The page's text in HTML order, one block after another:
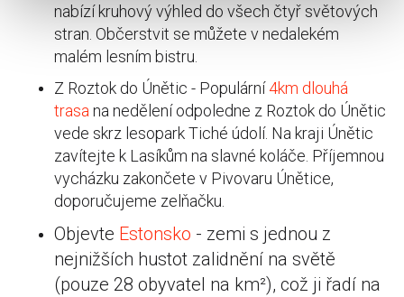
nabízí kruhový výhled do všech čtyř světových
stran. Občerstvit se můžete v nedalekém
malém lesním bistru.
Z Roztok do Únětic - Populární4km dlouhá
trasa na nedělení odpoledne z Roztok do Únětic
vede skrz lesopark Tiché údolí. Na kraji Únětic
zavítejte k Lasíkům na slavné koláče. Příjemnou
vycházku zakončete v Pivovaru Únětice,
doporučujeme zelňačku.
Objevte Estonsko - zemi s jednou z
nejnižších hustot zalidnění na světě
(pouze 28 obyvatel na km²), což ji řadí na